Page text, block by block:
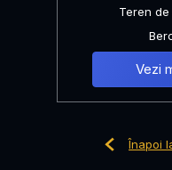
Teren
Vezi
Înapoi